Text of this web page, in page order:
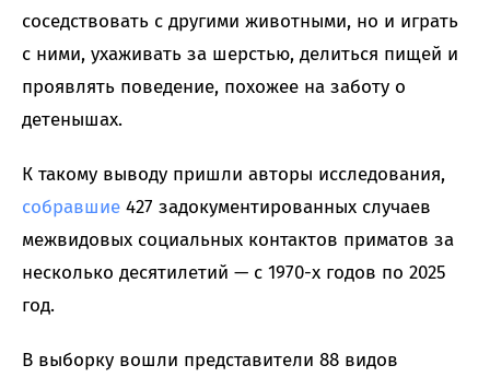
соседствовать с другими животными, но и играть
с ними, ухаживать за шерстью, делиться пищей и
проявлять поведение, похожее на заботу о
детенышах.
К такому выводу пришли авторы исследования,
собравшие 427 задокументированных случаев
межвидовых социальных контактов приматов за
несколько десятилетий — с 1970-х годов по 2025
год.
В выборку вошли представители 88 видов